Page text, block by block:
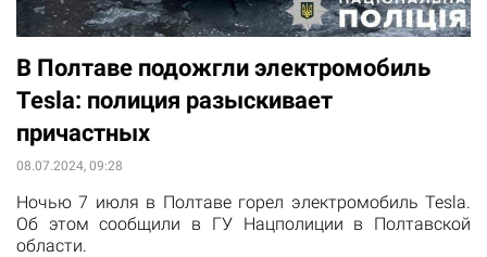
В Полтаве подожгли электромобиль
Tesla: полиция разыскивает
причастных
08.07.2024, 09:28
Ночью 7 июля в Полтаве горел электромобиль Tesla.
Об этом сообщили в ГУ Нацполиции в Полтавской
области.